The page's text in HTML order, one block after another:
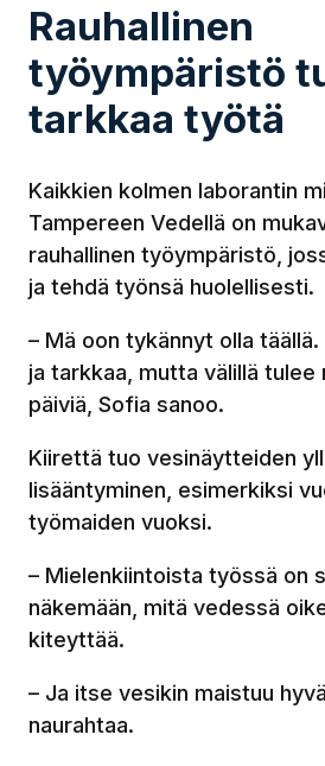
Rauhallinen
työympäristö
tarkkaa työtä
Kaikkien kolmen laborantin
Tampereen Vedellä on
rauhallinen työympäristö,
ja tehdä työnsä huolellisesti.
– Mä oon tykännyt olla
ja tarkkaa, mutta välillä tulee
päiviä, Sofia sanoo.
Kiirettä tuo vesinäytteiden
lisääntyminen, esimerkiksi
työmaiden vuoksi.
– Mielenkiintoista työssä on
näkemään, mitä vedessä
kiteyttää.
– Ja itse vesikin maistuu
naurahtaa.